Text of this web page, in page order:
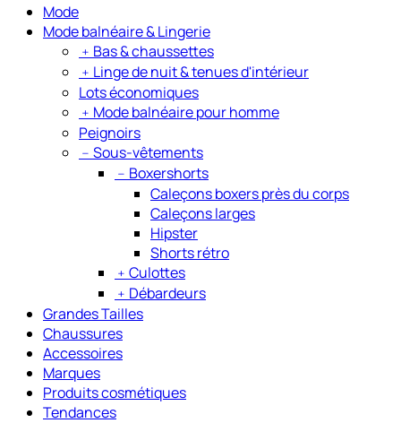
Mode
Mode balnéaire & Lingerie
﹢ Bas & chaussettes
﹢ Linge de nuit & tenues d'intérieur
Lots économiques
﹢ Mode balnéaire pour homme
Peignoirs
﹣ Sous-vêtements
﹣ Boxershorts
Caleçons boxers près du corps
Caleçons larges
Hipster
Shorts rétro
﹢ Culottes
﹢ Débardeurs
Grandes Tailles
Chaussures
Accessoires
Marques
Produits cosmétiques
Tendances